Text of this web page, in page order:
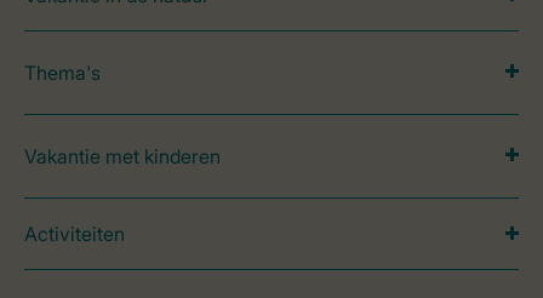
Thema's
Vakantie met kinderen
Activiteiten